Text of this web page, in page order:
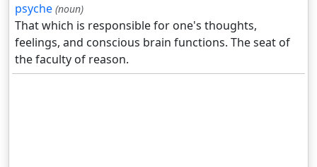
psyche (noun)
That which is responsible for one's thoughts,
feelings, and conscious brain functions. The seat of
the faculty of reason.